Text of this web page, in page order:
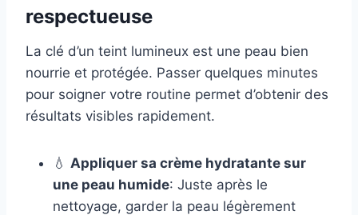
respectueuse
La clé d’un teint lumineux est une peau bien
nourrie et protégée. Passer quelques minutes
pour soigner votre routine permet d’obtenir des
résultats visibles rapidement.
💧 Appliquer sa crème hydratante sur
une peau humide: Juste après le
nettoyage, garder la peau légèrement